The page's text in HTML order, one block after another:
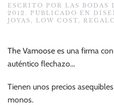
ESCRITO POR LAS BODAS
2012 . PUBLICADO EN
JOYAS , LOW COST,
The Vamoose es una firma
auténtico flechazo…
Tienen unos precios
monos.